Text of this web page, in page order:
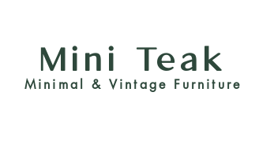
Mini Teak
Minimal & Vintage Furniture